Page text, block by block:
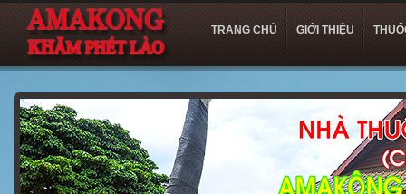
TRANG CHỦ GIỚI THIỆU